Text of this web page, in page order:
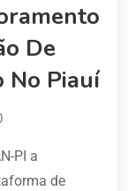
De
No Piauí
PI a
de